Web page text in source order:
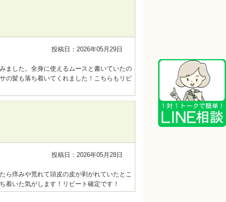
投稿日：2026年05月29日
ました。全身に使えるムースと書いていたの
の髪も落ち着いてくれました！こちらもリピ
投稿日：2026年05月28日
ら痒みや荒れて頭皮の皮が剥がれていたとこ
着いた気がします！リピート確定です！